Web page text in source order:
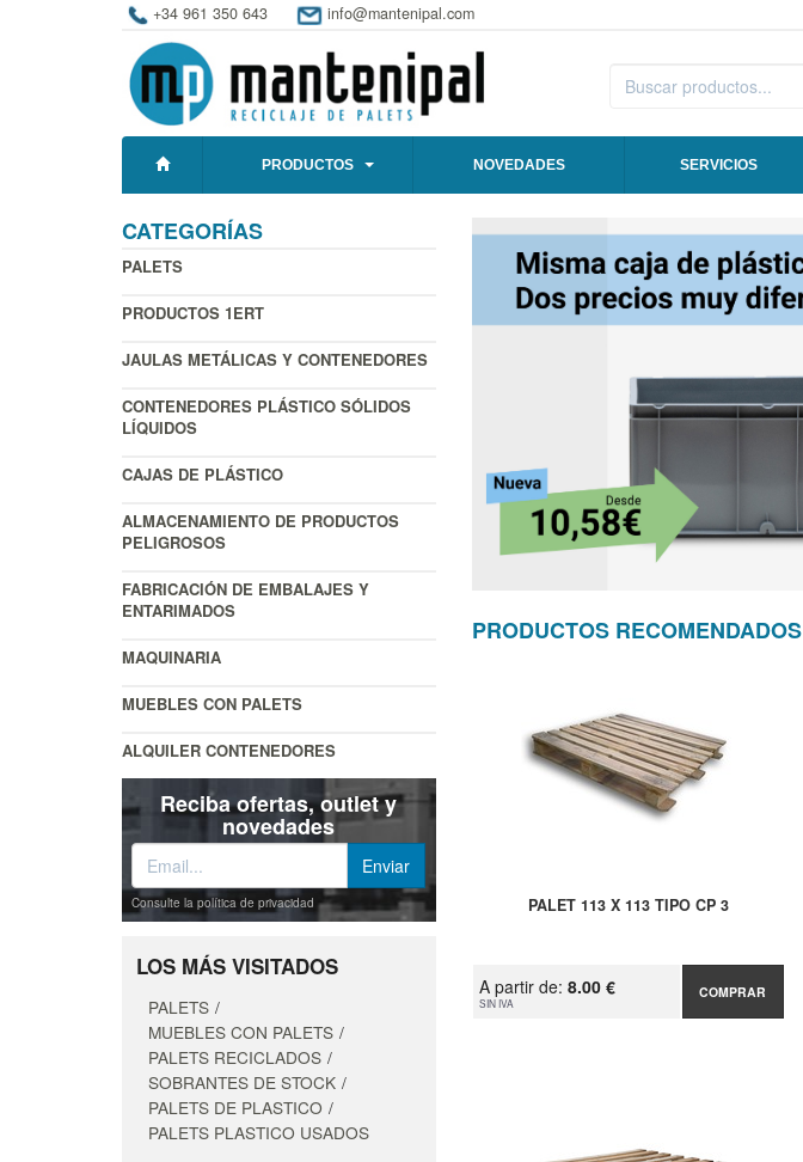
+34 961 350 643 info@mantenipal.com
PRODUCTOS NOVEDADES SERVICIOS
CATEGORÍAS
PALETS
PRODUCTOS 1ERT
JAULAS METÁLICAS Y CONTENEDORES
CONTENEDORES PLÁSTICO SÓLIDOS
LÍQUIDOS
CAJAS DE PLÁSTICO
ALMACENAMIENTO DE PRODUCTOS
PELIGROSOS
FABRICACIÓN DE EMBALAJES Y
ENTARIMADOS
MAQUINARIA
MUEBLES CON PALETS
ALQUILER CONTENEDORES
Reciba ofertas, outlet y
novedades
Consulte la política de privacidad
LOS MÁS VISITADOS
PALETS
MUEBLES CON PALETS
PALETS RECICLADOS
SOBRANTES DE STOCK
PALETS DE PLASTICO
PALETS PLASTICO USADOS
PRODUCTOS RECOMENDADOS
PALET 113 X 113 TIPO CP 3
A partir de: 8.00 €
SIN IVA
COMPRAR